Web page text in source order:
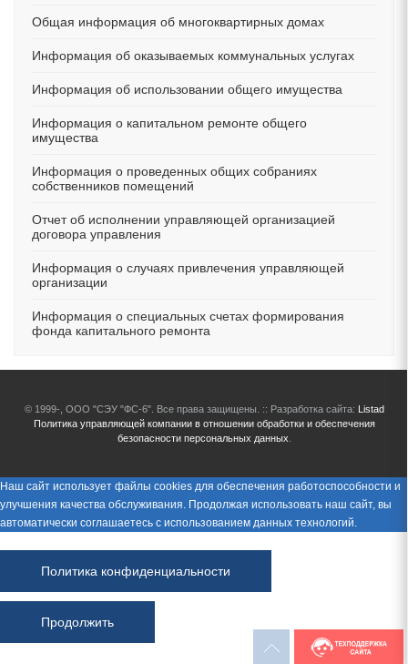
Общая информация об многоквартирных домах
Информация об оказываемых коммунальных услугах
Информация об использовании общего имущества
Информация о капитальном ремонте общего
имущества
Информация о проведенных общих собраниях
собственников помещений
Отчет об исполнении управляющей организацией
договора управления
Информация о случаях привлечения управляющей
организации
Информация о специальных счетах формирования
фонда капитального ремонта
© 1999- , ООО "СЭУ "ФС-6". Все права защищены. :: Разработка сайта: Listad
Политика управляющей компании в отношении обработки и обеспечения
безопасности персональных данных
Наш сайт использует файлы cookies для обеспечения работоспособности и
улучшения качества обслуживания. Продолжая использовать наш сайт, вы
автоматически соглашаетесь с использованием данных технологий.
Политика конфиденциальности
Продолжить